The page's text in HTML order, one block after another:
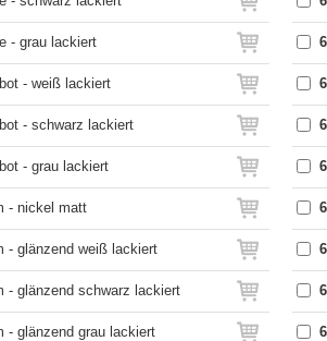
- grau lackiert
- weiß lackiert
- schwarz lackiert
- grau lackiert
- nickel matt
- glänzend weiß lackiert
- glänzend schwarz lackiert
- glänzend grau lackiert